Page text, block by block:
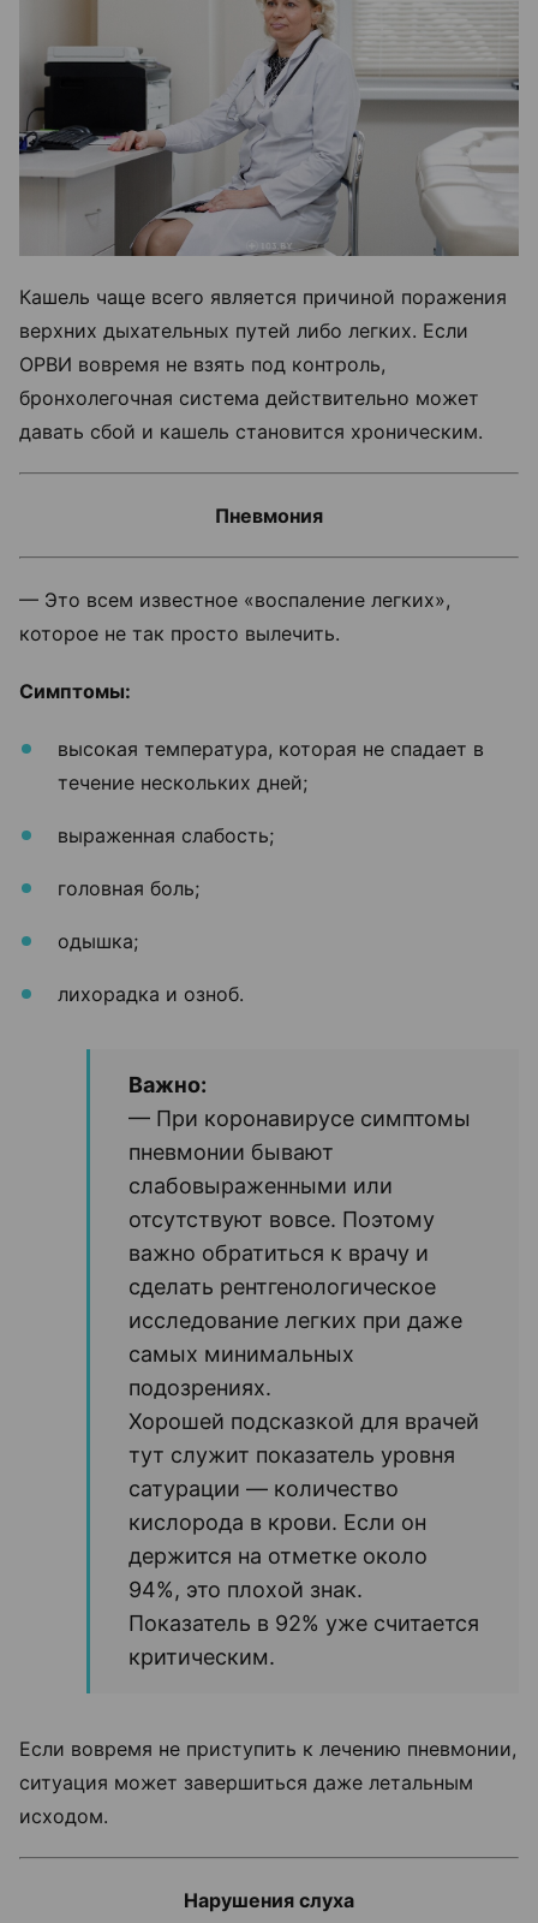
Кашель чаще всего является причиной поражения
верхних дыхательных путей либо легких. Если
ОРВИ вовремя не взять под контроль,
бронхолегочная система действительно может
давать сбой и кашель становится хроническим.
Пневмония
— Это всем известное «воспаление легких»,
которое не так просто вылечить.
Симптомы:
высокая температура, которая не спадает в
течение нескольких дней;
выраженная слабость;
головная боль;
одышка;
лихорадка и озноб.
Важно:
— При коронавирусе симптомы
пневмонии бывают
слабовыраженными или
отсутствуют вовсе. Поэтому
важно обратиться к врачу и
сделать рентгенологическое
исследование легких при даже
самых минимальных
подозрениях.
Хорошей подсказкой для врачей
тут служит показатель уровня
сатурации — количество
кислорода в крови. Если он
держится на отметке около
94%, это плохой знак.
Показатель в 92% уже считается
критическим.
Если вовремя не приступить к лечению пневмонии,
ситуация может завершиться даже летальным
исходом.
Нарушения слуха